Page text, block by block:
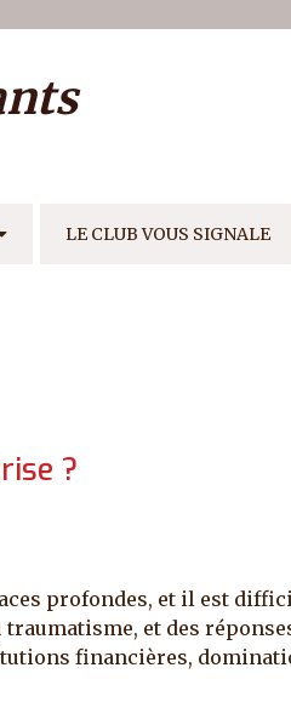
LE CLUB VOUS SIGNALE
?
profondes, et il est
et des
financières,